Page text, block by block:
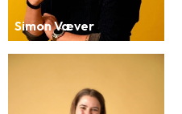
Simon Væver